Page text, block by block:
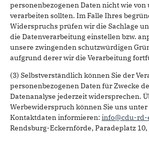
personenbezogenen Daten nicht wie
verarbeiten sollten. Im Falle Ihres
Widerspruchs prüfen wir die Sachlage
die Datenverarbeitung einstellen bzw.
unsere zwingenden schutzwürdigen
aufgrund derer wir die Verarbeitung
(3) Selbstverständlich können Sie der
personenbezogenen Daten für Zwecke
Datenanalyse jederzeit widersprechen.
Werbewiderspruch können Sie uns
Kontaktdaten informieren: info@cdu-rd-
Rendsburg-Eckernförde, Paradeplatz 10,